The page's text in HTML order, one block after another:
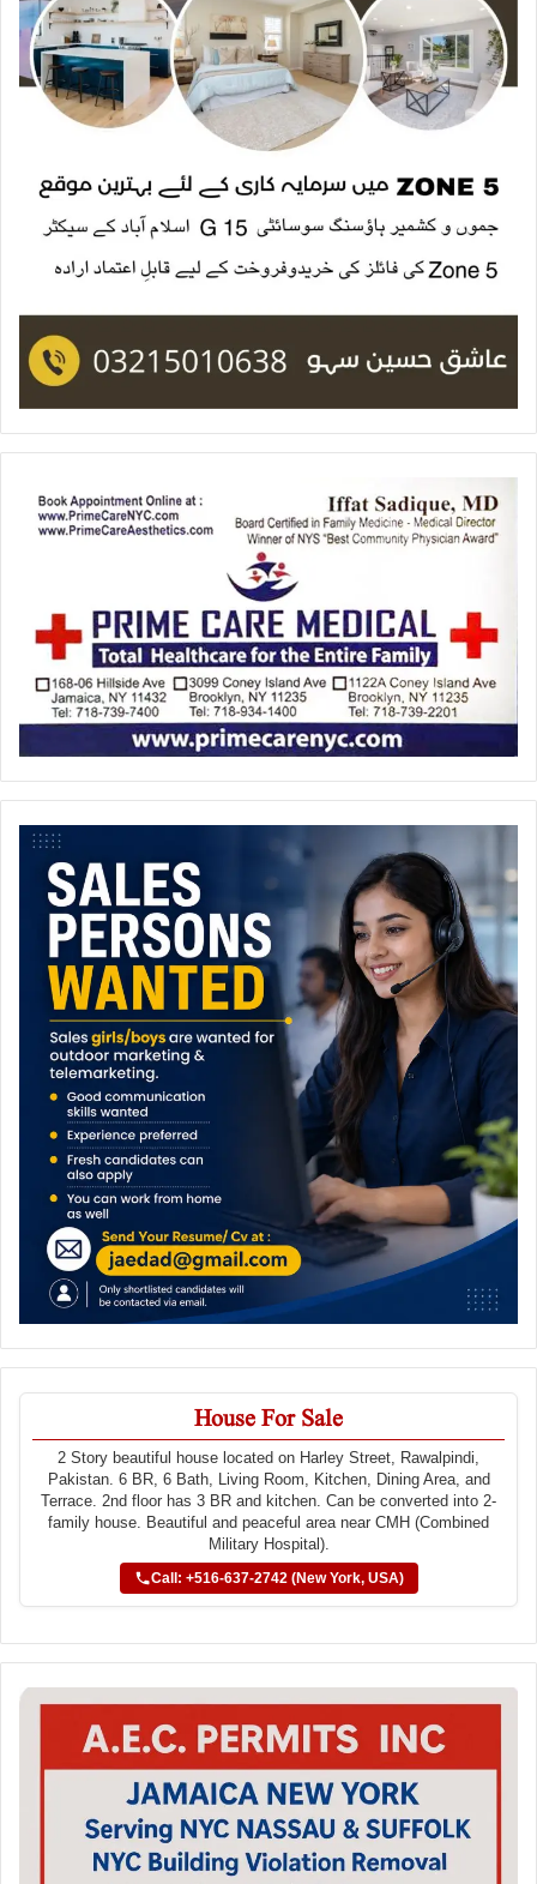
House For Sale
2 Story beautiful house located on Harley Street, Rawalpindi,
Pakistan. 6 BR, 6 Bath, Living Room, Kitchen, Dining Area, and
Terrace. 2nd floor has 3 BR and kitchen. Can be converted into 2-
family house. Beautiful and peaceful area near CMH (Combined
Military Hospital).
Call: +516-637-2742 (New York, USA)